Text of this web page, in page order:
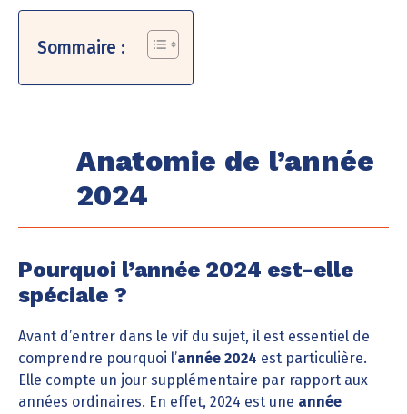
Sommaire :
Anatomie de l’année
2024
Pourquoi l’année 2024 est-elle
spéciale ?
Avant d’entrer dans le vif du sujet, il est essentiel de
comprendre pourquoi l’année 2024 est particulière.
Elle compte un jour supplémentaire par rapport aux
années ordinaires. En effet, 2024 est une année